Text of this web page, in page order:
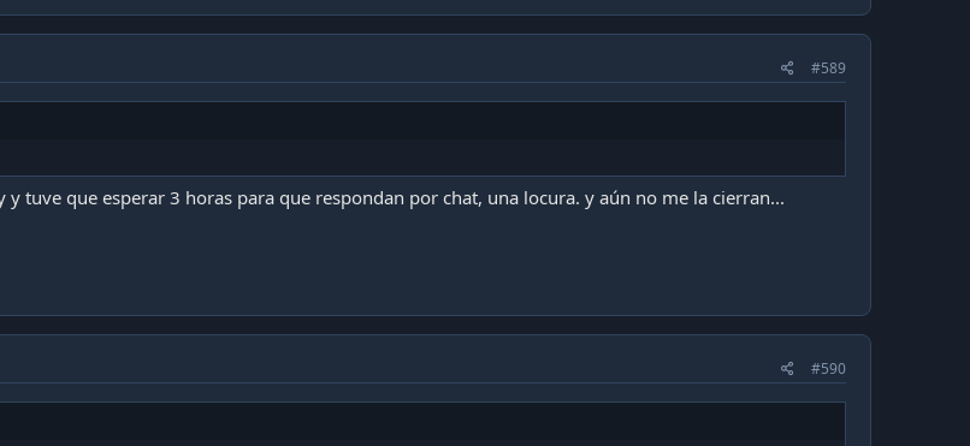
#589
tuve que esperar 3 horas para que respondan por chat, una locura. y aún no me la cierran...
#590